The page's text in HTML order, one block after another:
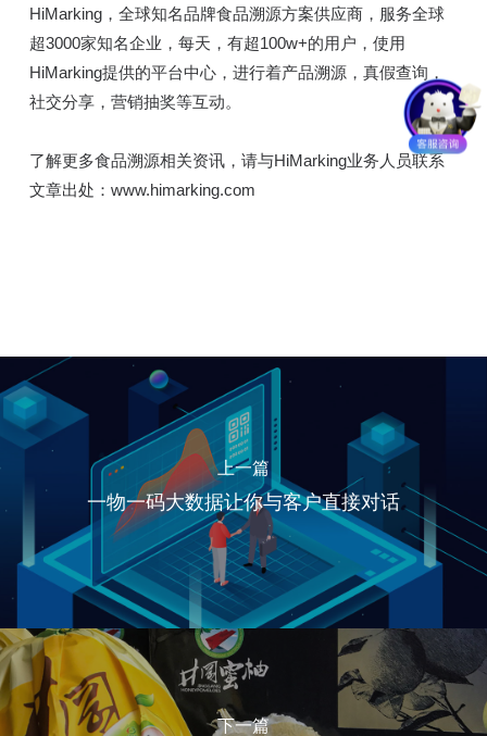
HiMarking，全球知名品牌食品溯源方案供应商，服务全球
超3000家知名企业，每天，有超100w+的用户，使用
HiMarking提供的平台中心，进行着产品溯源，真假查询，
社交分享，营销抽奖等互动。
了解更多食品溯源相关资讯，请与HiMarking业务人员联系
文章出处：www.himarking.com
上一篇
一物一码大数据让你与客户直接对话
下一篇